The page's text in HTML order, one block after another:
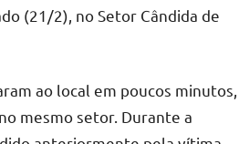
(21/2), no Setor Cândida de
ao local em poucos minutos,
mesmo setor. Durante a